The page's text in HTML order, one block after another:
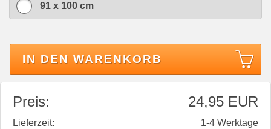
91 x 100 cm
IN DEN WARENKORB
Preis: 24,95 EUR
Lieferzeit:
1-4 Werktage